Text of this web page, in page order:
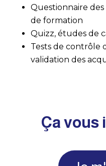
Questionnaire
de formation
Quizz, études de
Tests de contrôle
validation des
Ça vous